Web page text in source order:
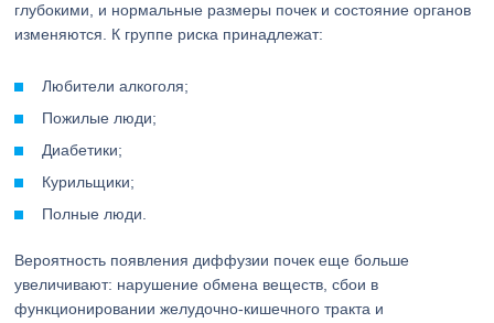
глубокими, и нормальные размеры почек и состояние органов
изменяются. К группе риска принадлежат:
Любители алкоголя;
Пожилые люди;
Диабетики;
Курильщики;
Полные люди.
Вероятность появления диффузии почек еще больше
увеличивают: нарушение обмена веществ, сбои в
функционировании желудочно-кишечного тракта и